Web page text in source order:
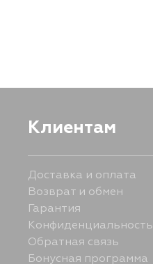
Клиентам
Доставка и оплата
Возврат и обмен
Гарантия
Конфиденциальность
Обратная связь
Бонусная программа